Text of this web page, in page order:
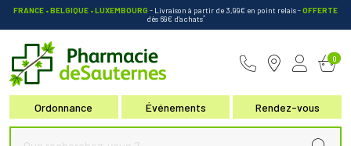
FRANCE • BELGIQUE • LUXEMBOURG - Livraison à partir de 3,99€ en point relais-OFFERTE
dès 69€ d’achats*
Ordonnance Événements Rendez-vous
0